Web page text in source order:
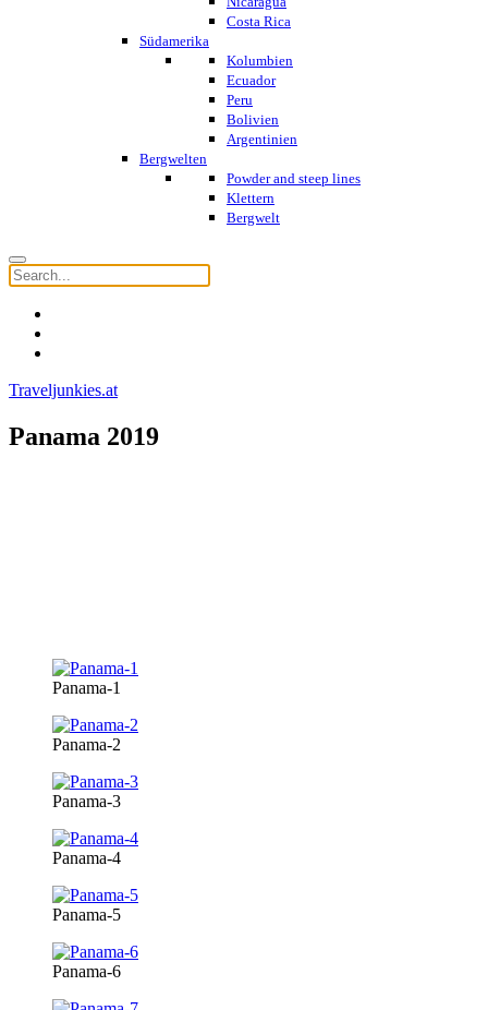
Costa Rica
Südamerika
Kolumbien
Ecuador
Peru
Bolivien
Argentinien
Bergwelten
Powder and steep lines
Klettern
Bergwelt
Traveljunkies.at
Panama 2019
Panama-1
Panama-2
Panama-3
Panama-4
Panama-5
Panama-6